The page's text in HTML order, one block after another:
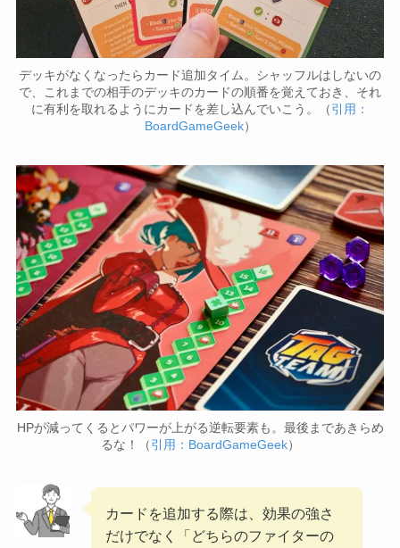
デッキがなくなったらカード追加タイム。シャッフルはしないの
で、これまでの相手のデッキのカードの順番を覚えておき、それ
に有利を取れるようにカードを差し込んでいこう。（ 引用：
BoardGameGeek）
HPが減ってくるとパワーが上がる逆転要素も。最後まであきらめ
るな！（ 引用：BoardGameGeek）
カードを追加する際は、効果の強さ
だけでなく「どちらのファイターの